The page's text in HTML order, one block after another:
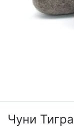
Чуни Тигра